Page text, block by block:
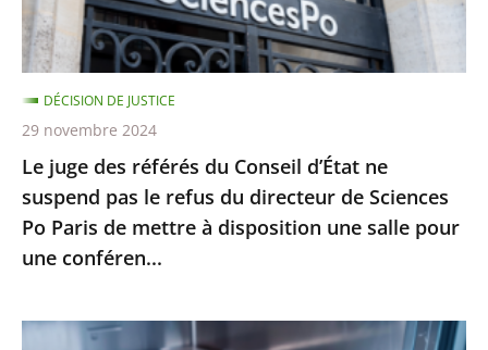
ne
suspend
pas
le
refus
du
directeur
de
Sciences
Paris
Le juge des référés du Conseil d’État ne
suspend pas le refus du directeur de Sciences
Po Paris de mettre à disposition une salle pour
une conféren...
DÉCISION DE JUSTICE
29 novembre 2024
PMA